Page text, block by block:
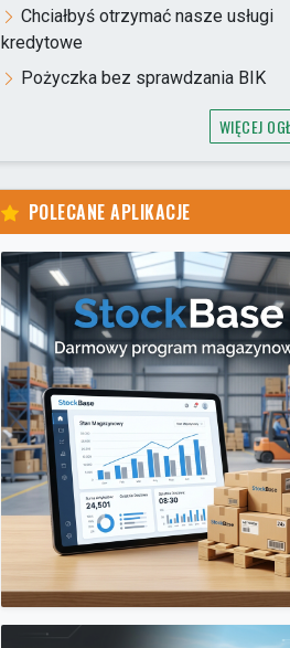
Chciałbyś otrzymać nasze usługi
kredytowe
Pożyczka bez sprawdzania BIK
WIĘCEJ
POLECANE APLIKACJE